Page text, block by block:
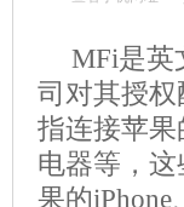
MFi是英
司对其授
指连接苹果
电器等，
果的